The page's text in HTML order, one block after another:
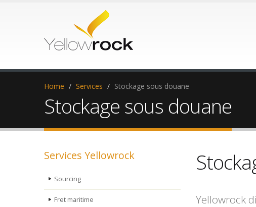
Home / Services / Stockage sous douane
Stockage sous douane
Services Yellowrock
Sourcing
Fret maritime Yellowrock